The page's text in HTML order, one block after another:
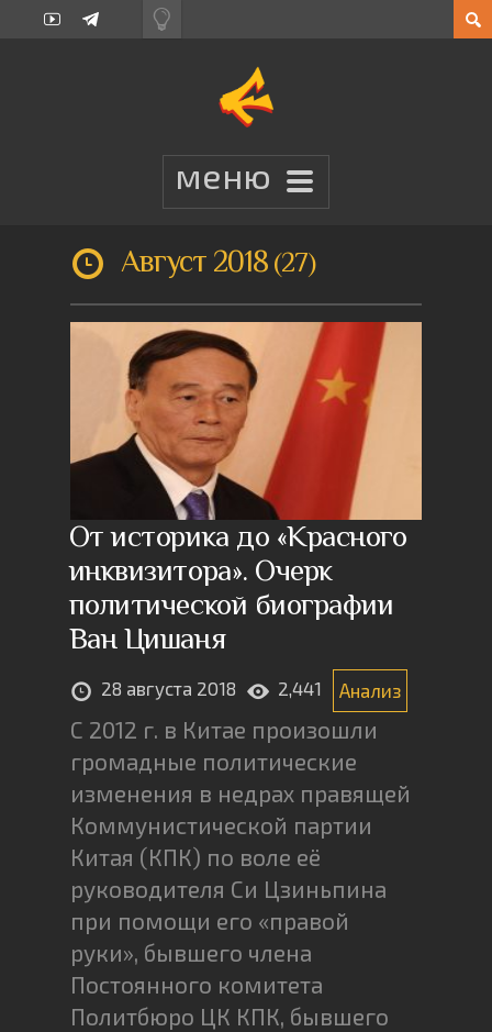
Август 2018 27
От историка до «Красного
инквизитора». Очерк
политической биографии
Ван Цишаня
28 августа 2018 2,441 Анализ
С 2012 г. в Китае произошли
громадные политические
изменения в недрах правящей
Коммунистической партии
Китая (КПК) по воле её
руководителя Си Цзиньпина
при помощи его «правой
руки», бывшего члена
Постоянного комитета
Политбюро ЦК КПК, бывшего